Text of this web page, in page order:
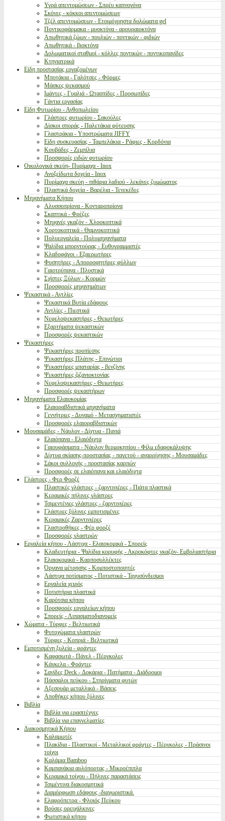
Υγρά απεντομώσεων - Σπρέυ καπνογόνα
Σκόνες - κόκκοι απεντομώσεων
Τζέλ απεντομώσεων - Ετοιμόχρηστα δολώματα gel
Ποντικοφάρμακα - μυοκτόνα - αρουραιοκτόνα
Απωθητικά ζώων - πουλιών - ποντικών - φιδιών
Απωθητικά - βιοκτόνα
Δολωματικοί σταθμοί - κόλλες ποντικών - ποντικοπαγίδες
Κτηνιατρικά
Είδη προστασίας εργαζομένων
Μποτάκια - Γαλότσες - Φόρμες
Μάσκες ψεκασμού
Ιμάντες - Γυαλιά - Ωτασπίδες - Προσωπίδες
Γάντια εργασίας
Είδη Φυτωρίου - Ανθοπωλείου
Γλάστρες φυτωρίου - Σακούλες
Δίσκοι σποράς - Παλετάκια φύτευσης
Γλαστράκια - Υποστρώματα JIFFY
Είδη συσκευασίας - Ταμπελάκια - Ράφιες - Κορδόνια
Κουβάδες - Ζεμπίλια
Προσφορές ειδών φυτωρίου
Οικολογικά σκεύη- Πυρίμαχα - Inox
Ανοξείδωτα δοχεία - Inox
Πυρίμαχα σκεύη - πιθάρια λαδιού - λεκάνες ζυμώματος
Πλαστικά δοχεία - Βαρέλια - Τενεκέδες
Μηχανήματα Κήπου
Αλυσσοπρίονα - Κονταροπρίονα
Σκαπτικά - Φρέζες
Μηχανές γκαζόν - Χλοοκοπτικά
Χορτοκοπτικά - Θαμνοκοπτικά
Πολυεργαλεία - Πολυμηχανήματα
Ψαλίδια μπορντούρας - Ευθυγραμμιστές
Κλαδοφάγοι - Εξαερωτήρες
Φυσητήρες - Απορροφητήρες φύλλων
Γαιοτρύπανα - Πλυστικά
Σχίστες Ξύλων - Κορμών
Προσφορές μηχανημάτων
Ψεκαστικά - Αντλίες
Ψεκαστικά Βυτία εδάφους
Αντλίες - Πιεστικά
Νεφελοψεκαστήρες - Θειωτήρες
Εξαρτήματα ψεκαστικών
Προσφορές ψεκαστικών
Ψεκαστήρες
Ψεκαστήρες προπίεσης
Ψεκαστήρες Πλάτης - Επινώτιοι
Ψεκαστήρες μπαταρίας - βενζίνης
Ψεκαστήρες ζιζανιοκτονίας
Νεφελοψεκαστήρες - Θειωτήρες
Προσφορές ψεκαστήρων
Μηχανήματα Ελαιοκομίας
Ελαιοραβδιστικά μηχανήματα
Γεννήτριες - Δυναμό - Μετασχηματιστές
Προσφορές ελαιοραβδιστικών
Μουσαμάδες - Νάυλον - Δίχτυα - Πανιά
Ελαιόπανα - Ελαιόδιχτα
Γαιουφάσματα - Νάυλον θερμοκηπίου - Φίλμ εδαφοκάλυψης
Δίχτυα σκίασης-προστασίας - παγετού - αναρρίχησης - Μουσαμάδες
Σάκοι συλλογής - προστασίας καρπών
Προσφορές σε ελαιόπανα και ελαιόδιχτα
Γλάστρες - Φερ Φορζέ
Πλαστικές γλάστρες - ζαρντινιέρες - Πιάτα πλαστικά
Κεραμικές πήλινες γλάστρες
Τσιμεντένιες γλάστρες - ζαρντινιέρες
Γλάστρες ξύλινες εμποτισμένες
Κεραμικές Ζαρντινιέρες
Γλαστροθήκες - Φέρ φορζέ
Προσφορές γλαστρών
Εργαλεία κήπου - Λάστιχα - Ελαιοκομικά - Σπορείς
Κλαδευτήρια - Ψαλίδια κορυφής - Ακροκόφτες γκαζόν- Εμβολιαστήρια
Ελαιοκομικά - Καρποσυλλέκτες
Όργανα μέτρησης - Κομποστοποιητές
Λάστιχα ποτίσματος - Ποτιστικά - Ταχυσύνδεσμοι
Εργαλεία χειρός
Ποτιστήρια πλαστικά
Καρότσια κήπου
Προσφορές εργαλείων κήπου
Σπορείς - Λιπασματοδιανομείς
Χώματα - Τύρφες - Βελτιωτικά
Φυτοχώματα γλαστρών
Τύρφες - Κοπριά - Βελτιωτικά
Εμποτισμένη ξυλεία - φράχτες
Καφασωτά - Πάνελ - Πέργκολες
Κάγκελα - Φράχτες
Σανίδες Deck - Δοκάρια - Πατήματα - Διάδρομοι
Πάσσαλοι πεύκου - Στηρίγματα φυτών
Αξεσουάρ μεταλλικά - Βάσεις
Αποθήκες κήπου ξύλινες
Βιβλία
Βιβλία για ερασιτέχνες
Βιβλία για επαγγελματίες
Διακοσμητικά Κήπου
Καλαμωτές
Πλακίδια - Πλαστικοί - Μεταλλικοί φράχτες - Πέργκολες - Πράσινοι
τοίχοι
Καλάμια Bamboo
Καμπανάκια αυλόπορτας - Μικροέπιπλα
Κεραμικά τοίχου - Πήλινες παραστάσεις
Τσιμέντινα διακοσμητικά
Διαμόρφωση εδάφους -διαχωριστικά.
Ελαφρόπετρα - Φλοιός Πεύκου
Βρύσες ορειχάλκινες
Φωτιστικά κήπου